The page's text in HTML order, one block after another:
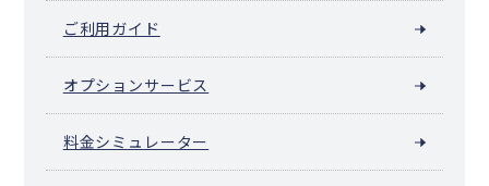
ご利用ガイド
オプションサービス
料金シミュレーター